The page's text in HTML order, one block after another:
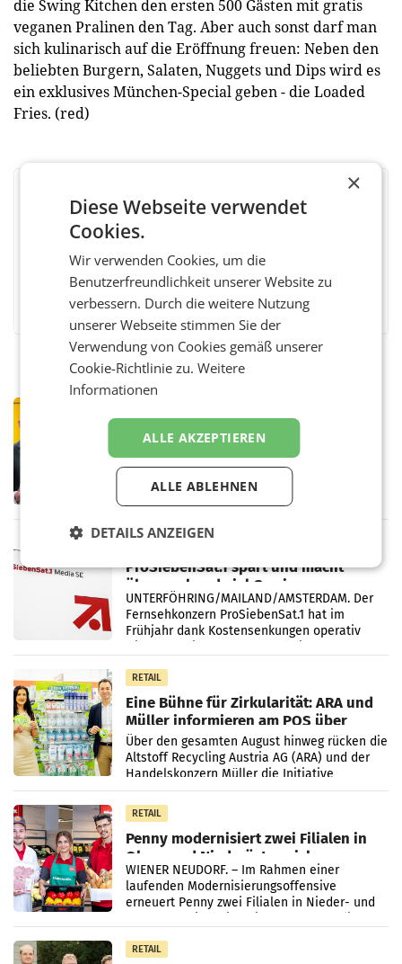
die Swing Kitchen den ersten 500 Gästen mit gratis
veganen Pralinen den Tag. Aber auch sonst darf man
sich kulinarisch auf die Eröffnung freuen: Neben den
beliebten Burgern, Salaten, Nuggets und Dips wird es
ein exklusives München-Special geben - die Loaded
Fries. (red)
BEWERTEN SIE DIESEN ARTIKEL
FacebookTwitter MessengerWhatsAppLinkedInXING Teilen
Österreichische Post: Umsatzplus im
ersten Halbjahr trotz schwachem
Briefgeschäft
WIEN Die Österreichische Post AG hat im
ersten Halbjahr 2026 einen Konzernumsatz
von 1.544,0 Mio. EUR erwirtschaftet, was
Vergleichszeitraum
MARKETING & MEDIA
ProSiebenSat.1 spart und macht
überraschend viel Gewinn
UNTERFÖHRING/MAILAND/AMSTERDAM. Der
Fernsehkonzern ProSiebenSat.1 hat im
Frühjahr dank Kostensenkungen operativ
RETAIL
Eine Bühne für Zirkularität: ARA und
Müller informieren am POS über
Kreislauffähigkeit
Über den gesamten August hinweg rücken die
Altstoff Recycling Austria AG (ARA) und der
Handelskonzern Müller die Initiative
„Kreislauf-Helden“ in allen österreichischen
Müller-Filialen
RETAIL
Penny modernisiert zwei Filialen in
Ober- und Niederösterreich
WIENER NEUDORF. – Im Rahmen einer
laufenden Modernisierungsoffensive
erneuert Penny zwei Filialen in Nieder- und
RETAIL
×
Diese Webseite verwendet
Cookies.
Wir verwenden Cookies, um die
Benutzerfreundlichkeit unserer Website zu
verbessern. Durch die weitere Nutzung
unserer Webseite stimmen Sie der
Verwendung von Cookies gemäß unserer
Cookie-Richtlinie zu.Weitere
Informationen
ALLE AKZEPTIEREN
ALLE ABLEHNEN
DETAILS ANZEIGEN